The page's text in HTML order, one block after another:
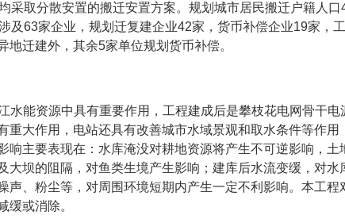
采取分散安置的搬迁安置方案。规划城市居民搬迁户籍人口
及63家企业，规划迁复建企业42家，货币补偿企业19家，
地迁建外，其余5家单位规划货币补偿。
水能资源中具有重要作用，工程建成后是攀枝花电网骨干
重大作用，电站还具有改善城市水域景观和取水条件等作
响主要表现在：水库淹没对耕地资源将产生不可逆影响，
大坝的阻隔，对鱼类生境产生影响；建库后水流变缓，对水
声、粉尘等，对周围环境短期内产生一定不利影响。本工
缓或消除。